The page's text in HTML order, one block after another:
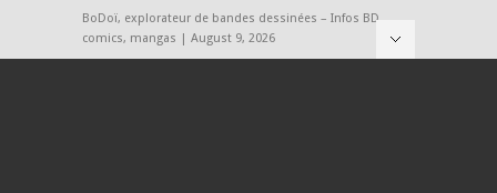
BoDoï, explorateur de bandes dessinées – Infos BD,
comics, mangas | August 9, 2026